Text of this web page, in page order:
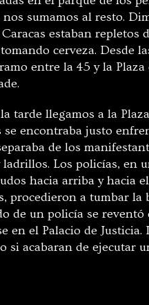
sumamos al resto.
estaban repletos
cerveza. Desde
entre la 45 y la
tarde llegamos a la
encontraba justo
de los
Los policías, en
hacia arriba y hacia
procedieron a tumbar la
de un policía se
en el Palacio de
si acabaran de ejecutar